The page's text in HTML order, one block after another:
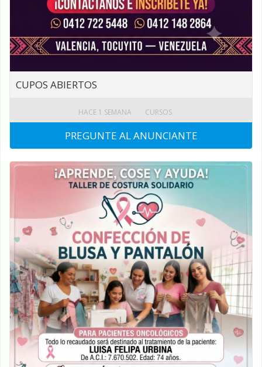
CUPOS ABIERTOS
PREGUNTE AL ANUNCIANTE
HACE 1 SEMANA CURSOS